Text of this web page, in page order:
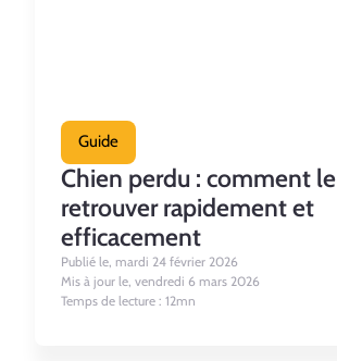
Guide
Chien perdu : comment le
retrouver rapidement et
efficacement
Publié le, mardi 24 février 2026
Mis à jour le, vendredi 6 mars 2026
Temps de lecture : 12mn